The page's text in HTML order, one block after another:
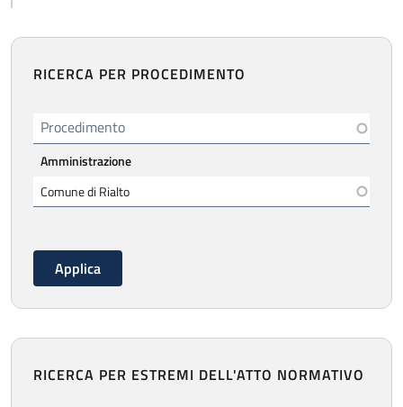
RICERCA PER PROCEDIMENTO
Procedimento
Amministrazione
RICERCA PER ESTREMI DELL'ATTO NORMATIVO